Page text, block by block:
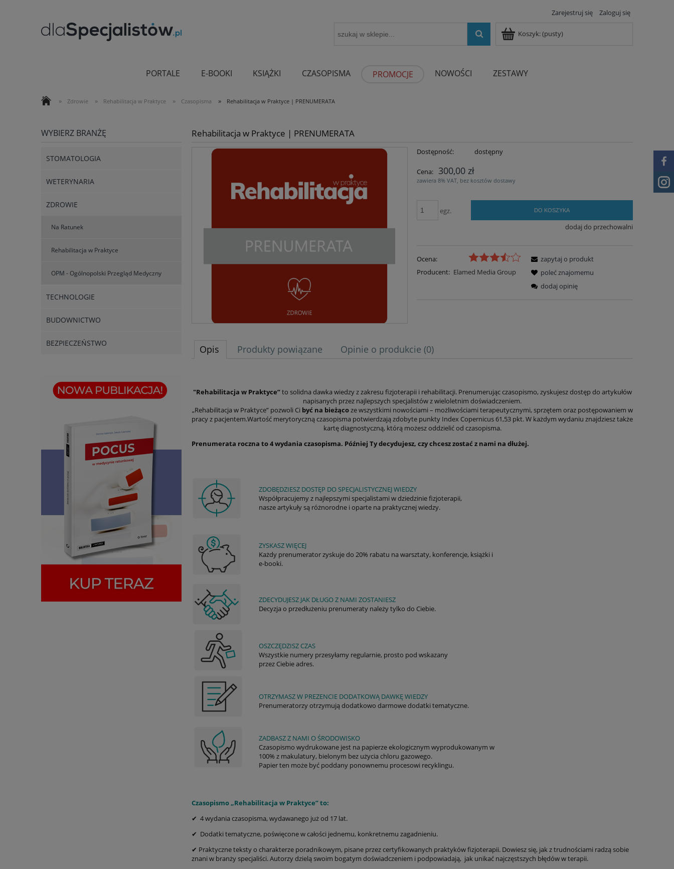
Zarejestruj się Zaloguj się
Koszyk:(pusty)
PORTALE E-BOOKI KSIĄŻKI CZASOPISMA PROMOCJE NOWOŚCI ZESTAWY
» Zdrowie » Rehabilitacja w Praktyce » Czasopisma » Rehabilitacja w Praktyce | PRENUMERATA
WYBIERZ BRANŻĘ
STOMATOLOGIA
WETERYNARIA
ZDROWIE
Na Ratunek
Rehabilitacja w Praktyce
OPM - Ogólnopolski Przegląd Medyczny
TECHNOLOGIE
BUDOWNICTWO
BEZPIECZEŃSTWO
Rehabilitacja w Praktyce | PRENUMERATA
Dostępność: dostępny
Cena: 300,00 zł
zawiera 8% VAT, bez kosztów dostawy
egz. DO KOSZYKA
dodaj do przechowalni
Ocena:
Producent: Elamed Media Group
zapytaj o produkt
poleć znajomemu
dodaj opinię
Opis Produkty powiązane Opinie o produkcie (0)
"Rehabilitacja w Praktyce”to solidna dawka wiedzy z zakresu fizjoterapii i rehabilitacji. Prenumerując czasopismo, zyskujesz dostęp do artykułów
napisanych przez najlepszych specjalistów z wieloletnim doświadczeniem.
„Rehabilitacja w Praktyce” pozwoli Ci być na bieżącoze wszystkimi nowościami – możliwościami terapeutycznymi, sprzętem oraz postępowaniem w
pracy z pacjentem.Wartość merytoryczną czasopisma potwierdzają zdobyte punkty Index Copernicus 61,53 pkt. W każdym wydaniu znajdziesz także
kartę diagnostyczną, którą możesz oddzielić od czasopisma.
Prenumerata roczna to 4 wydania czasopisma. Później Ty decydujesz, czy chcesz zostać z nami na dłużej.
ZDOBĘDZIESZ DOSTĘP DO SPECJALISTYCZNEJ WIEDZY
Współpracujemy z najlepszymi specjalistami w dziedzinie fizjoterapii,
nasze artykuły są różnorodne i oparte na praktycznej wiedzy.
ZYSKASZ WIĘCEJ
Każdy prenumerator zyskuje do 20% rabatu na warsztaty, konferencje, książki i
e-booki.
ZDECYDUJESZ JAK DŁUGO Z NAMI ZOSTANIESZ
Decyzja o przedłużeniu prenumeraty należy tylko do Ciebie.
OSZCZĘDZISZ CZAS
Wszystkie numery przesyłamy regularnie, prosto pod wskazany
przez Ciebie adres.
OTRZYMASZ W PREZENCIE DODATKOWĄ DAWKĘ WIEDZY
Prenumeratorzy otrzymują dodatkowo darmowe dodatki tematyczne.
ZADBASZ Z NAMI O ŚRODOWISKO
Czasopismo wydrukowane jest na papierze ekologicznym wyprodukowanym w
100% z makulatury, bielonym bez użycia chloru gazowego.
Papier ten może być poddany ponownemu procesowi recyklingu.
Czasopismo „Rehabilitacja w Praktyce” to:
✔ 4 wydania czasopisma, wydawanego już od 17 lat.
✔ Dodatki tematyczne, poświęcone w całości jednemu, konkretnemu zagadnieniu.
✔ Praktyczne teksty o charakterze poradnikowym, pisane przez certyfikowanych praktyków fizjoterapii. Dowiesz się, jak z trudnościami radzą sobie
znani w branży specjaliści. Autorzy dzielą swoim bogatym doświadczeniem i podpowiadają, jak unikać najczęstszych błędów w terapii.